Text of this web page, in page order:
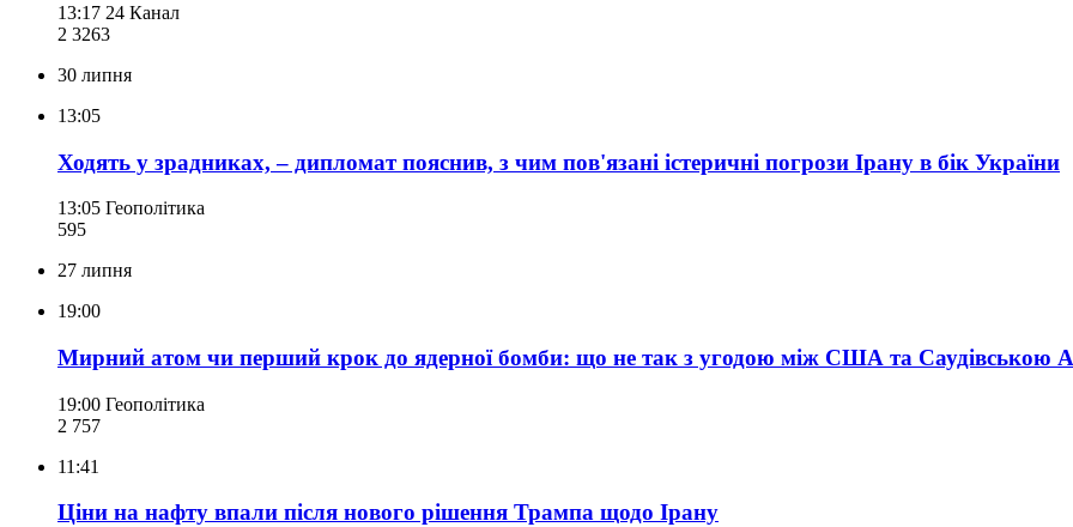
13:17 24 Канал
2 3263
30 липня
13:05
Ходять у зрадниках, – дипломат пояснив, з чим пов'язані істеричні погрози Ірану в бік України
13:05 Геополітика
595
27 липня
19:00
Мирний атом чи перший крок до ядерної бомби: що не так з угодою між США та Саудівською
19:00 Геополітика
2 757
11:41
Ціни на нафту впали після нового рішення Трампа щодо Ірану